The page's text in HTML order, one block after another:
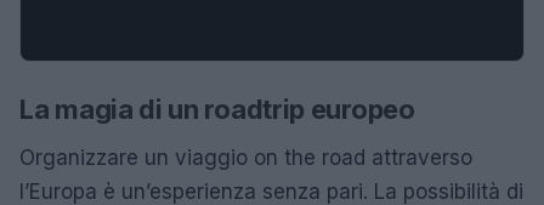
La magia di un roadtrip europeo
Organizzare un viaggio on the road attraverso
l’Europa è un’esperienza senza pari. La possibilità di